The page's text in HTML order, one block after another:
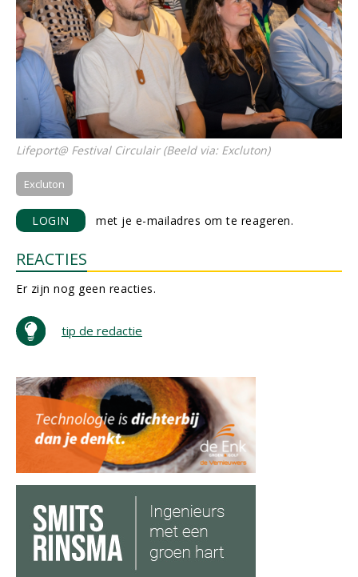
Lifeport@ Festival Circulair (Beeld via: Excluton)
Excluton
LOGIN met je e-mailadres om te reageren.
REACTIES
Er zijn nog geen reacties.
tip de redactie